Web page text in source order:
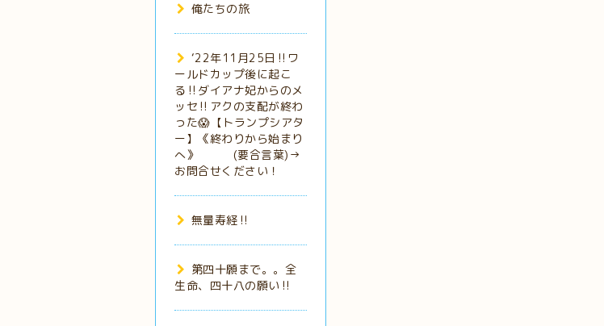
俺たちの旅
‘22年11月25日‼️ワ
ールドカップ後に起こ
る‼️ダイアナ妃からのメ
ッセ‼️アクの支配が終わ
った😱【トランプシアタ
ー】《終わりから始まり
へ》 (要合言葉)→
お問合せください！
無量寿経‼️
第四十願まで。。全
生命、四十八の願い‼️